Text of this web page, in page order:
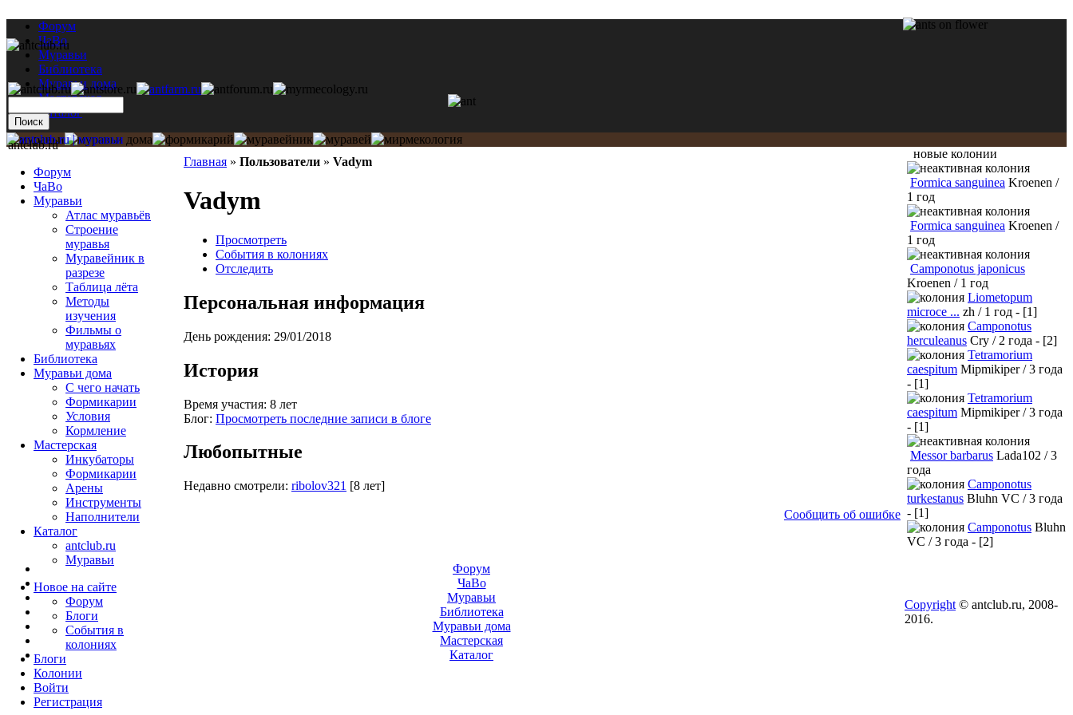
Форум
ЧаВо
Муравьи
Библиотека
Муравьи дома
Мастерская
Каталог
Главная » Пользователи » Vadym
Vadym
Просмотреть
События в колониях
Отследить
Персональная информация
День рождения: 29/01/2018
История
Время участия: 8 лет
Блог: Просмотреть последние записи в блоге
Любопытные
Недавно смотрели: ribolov321 [8 лет]
Сообщить об ошибке
antclub.ru
Форум
ЧаВо
Муравьи
Атлас муравьёв
Строение
муравья
Муравейник в
разрезе
Таблица лёта
Методы
изучения
Фильмы о
муравьях
Библиотека
Муравьи дома
С чего начать
Формикарии
Условия
Кормление
Мастерская
Инкубаторы
Формикарии
Арены
Инструменты
Наполнители
Каталог
antclub.ru
Муравьи
Новое на сайте
Форум
Блоги
События в
колониях
Блоги
Колонии
Войти
Peгиcтpaция
новые колонии
Formica sanguinea Kroenen /
1 год
Formica sanguinea Kroenen /
1 год
Camponotus japonicus
Kroenen / 1 год
Liometopum
microce ... zh / 1 год - [1]
Camponotus
herculeanus Cry / 2 года - [2]
Tetramorium
caespitum Mipmikiper / 3 года
- [1]
Tetramorium
caespitum Mipmikiper / 3 года
- [1]
Messor barbarus Lada102 / 3
года
Camponotus
turkestanus Bluhn VC / 3 года
- [1]
Camponotus Bluhn
VC / 3 года - [2]
Форум
ЧаВо
Муравьи
Библиотека
Муравьи дома
Мастерская
Каталог
Copyright © antclub.ru, 2008-
2016.